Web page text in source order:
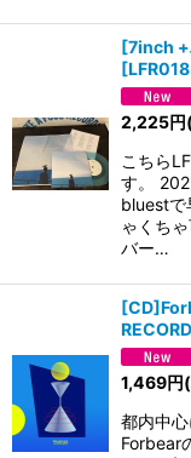
[7inch
[
2,225円
こちら
す。
bluestで
ゃくち
バー…
1,469円
都内中
Forbear